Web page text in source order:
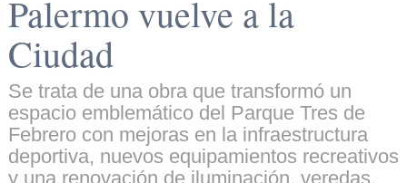
Palermo vuelve a la
Ciudad
Se trata de una obra que transformó un
espacio emblemático del Parque Tres de
Febrero con mejoras en la infraestructura
deportiva, nuevos equipamientos recreativos
y una renovación de iluminación, veredas,